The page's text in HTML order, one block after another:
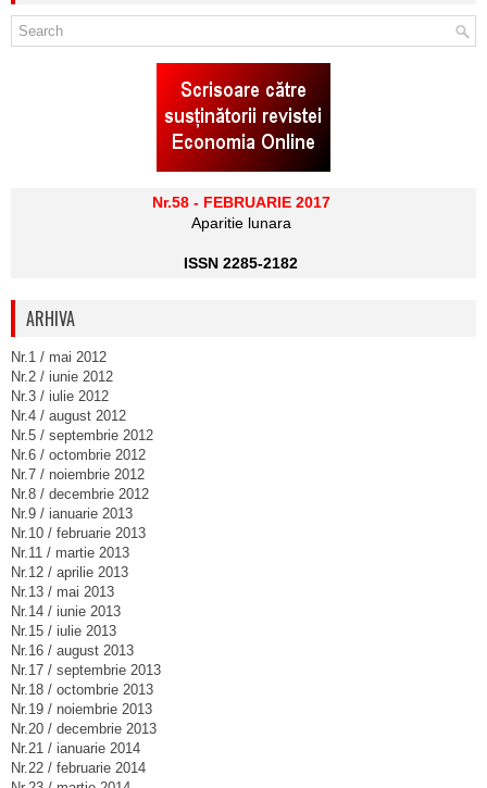
Nr.58 - FEBRUARIE 2017
Aparitie lunara
ISSN 2285-2182
ARHIVA
Nr.1 / mai 2012
Nr.2 / iunie 2012
Nr.3 / iulie 2012
Nr.4 / august 2012
Nr.5 / septembrie 2012
Nr.6 / octombrie 2012
Nr.7 / noiembrie 2012
Nr.8 / decembrie 2012
Nr.9 / ianuarie 2013
Nr.10 / februarie 2013
Nr.11 / martie 2013
Nr.12 / aprilie 2013
Nr.13 / mai 2013
Nr.14 / iunie 2013
Nr.15 / iulie 2013
Nr.16 / august 2013
Nr.17 / septembrie 2013
Nr.18 / octombrie 2013
Nr.19 / noiembrie 2013
Nr.20 / decembrie 2013
Nr.21 / ianuarie 2014
Nr.22 / februarie 2014